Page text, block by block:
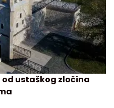
od ustaškog zločina